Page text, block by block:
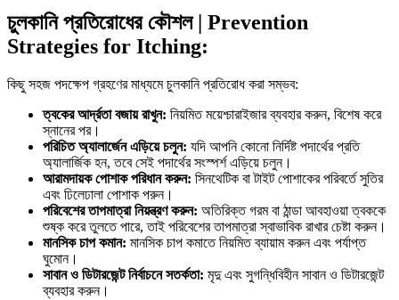
চুলকানি প্রতিরোধের কৌশল | Prevention
Strategies for Itching:
কিছু সহজ পদক্ষেপ গ্রহণের মাধ্যমে চুলকানি প্রতিরোধ করা সম্ভব:
ত্বকের আর্দ্রতা বজায় রাখুন: নিয়মিত ময়েশ্চারাইজার ব্যবহার করুন, বিশেষ করে
স্নানের পর।
পরিচিত অ্যালার্জেন এড়িয়ে চলুন: যদি আপনি কোনো নির্দিষ্ট পদার্থের প্রতি
অ্যালার্জিক হন, তবে সেই পদার্থের সংস্পর্শ এড়িয়ে চলুন।
আরামদায়ক পোশাক পরিধান করুন: সিনথেটিক বা টাইট পোশাকের পরিবর্তে সুতির
এবং ঢিলেঢালা পোশাক পরুন।
পরিবেশের তাপমাত্রা নিয়ন্ত্রণ করুন: অতিরিক্ত গরম বা ঠান্ডা আবহাওয়া ত্বককে
শুষ্ক করে তুলতে পারে, তাই পরিবেশের তাপমাত্রা স্বাভাবিক রাখার চেষ্টা করুন।
মানসিক চাপ কমান: মানসিক চাপ কমাতে নিয়মিত ব্যায়াম করুন এবং পর্যাপ্ত
ঘুমোন।
সাবান ও ডিটারজেন্ট নির্বাচনে সতর্কতা: মৃদু এবং সুগন্ধিবিহীন সাবান ও ডিটারজেন্ট
ব্যবহার করুন।